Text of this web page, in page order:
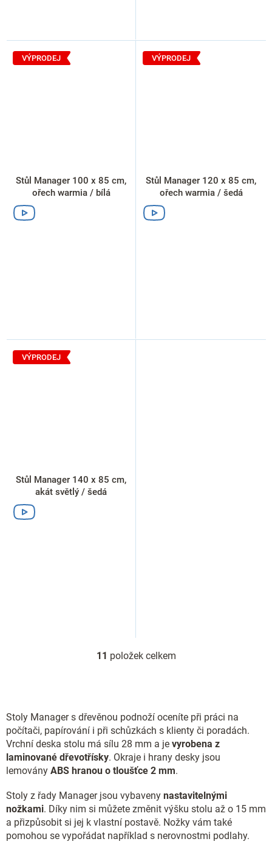
VÝPRODEJ
Stůl Manager 100 x 85 cm,
ořech warmia / bílá
VÝPRODEJ
Stůl Manager 120 x 85 cm,
ořech warmia / šedá
VÝPRODEJ
Stůl Manager 140 x 85 cm,
akát světlý / šedá
O
a
c
í
p
r
v
y
v
ý
p
11 položek celkem
Stoly Manager s dřevěnou podnoží oceníte při práci na
počítači, papírování i při schůzkách s klienty či poradách.
Vrchní deska stolu má sílu 28 mm a je vyrobena z
laminované dřevotřísky. Okraje i hrany desky jsou
lemovány ABS hranou o tloušťce 2 mm.
Stoly z řady Manager jsou vybaveny nastavitelnými
nožkami. Díky nim si můžete změnit výšku stolu až o 15 mm
a přizpůsobit si jej k vlastní postavě. Nožky vám také
pomohou se vypořádat například s nerovnostmi podlahy.